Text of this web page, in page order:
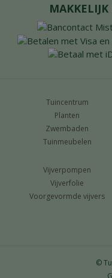
Tuincentrum
Planten
Zwembaden
Tuinmeubelen
Vijverpompen
Vijverfolie
Voorgevormde vijvers
©